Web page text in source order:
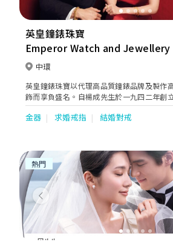
英皇鐘錶珠寶
Emperor Watch and Jewellery
中環
英皇鐘錶珠寶以代理高品質鐘錶品牌及製作
飾而享負盛名。自楊成先生於一九四二年創
錶珠寶一直秉持精益求精的精神。直至今日
英皇鐘錶珠寶成為追求卓越，重視產品及服
金器 求婚戒指 結婚對戒
Previous
熱門